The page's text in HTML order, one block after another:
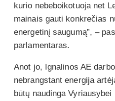
kurio nebeboikotuoja net
mainais gauti konkrečias
energetinį saugumą”, –
parlamentaras.
Anot jo, Ignalinos AE
nebrangstant energija
būtų naudinga Vyriausybei